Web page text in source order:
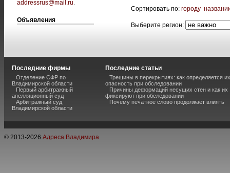
addressrus@mail.ru.
Объявления
Сортировать по: городу
Выберите регион:
Последние фирмы
Отделение СФР по
Владимирской области
Первый арбитражный
апелляционный суд
Арбитражный суд
Владимирской области
Последние статьи
Трещины в перекрытиях: как определяется их
опасность при обследовании
Причины деформаций несущих стен и как их
фиксируют при обследовании
Почему печатное слово продолжает влиять
© 2013-2026 Адреса Владимира